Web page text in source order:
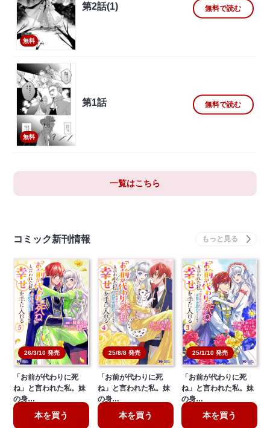
無料
第2話(1) 無料で読む
無料
第1話 無料で読む
一覧はこちら
コミック新刊情報
26/3/10 発売
「お前が代わりに死
ね」と言われた私。妹
の身…
本を買う
25/8/8 発売
「お前が代わりに死
ね」と言われた私。妹
の身…
本を買う
25/1/10 発売
「お前が代わりに死
ね」と言われた私。妹
の身…
本を買う